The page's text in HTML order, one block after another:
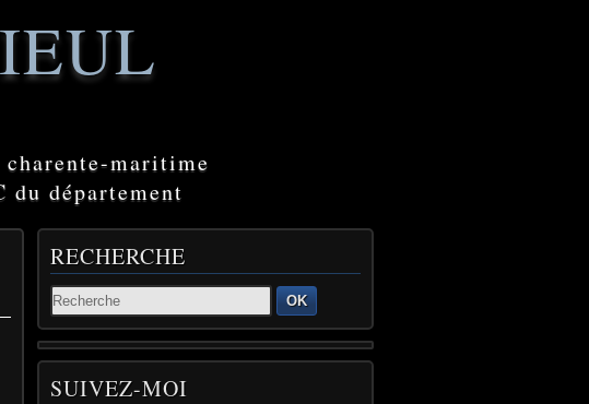
maritime
du département
RECHERCHE
OK
SUIVEZ-MOI